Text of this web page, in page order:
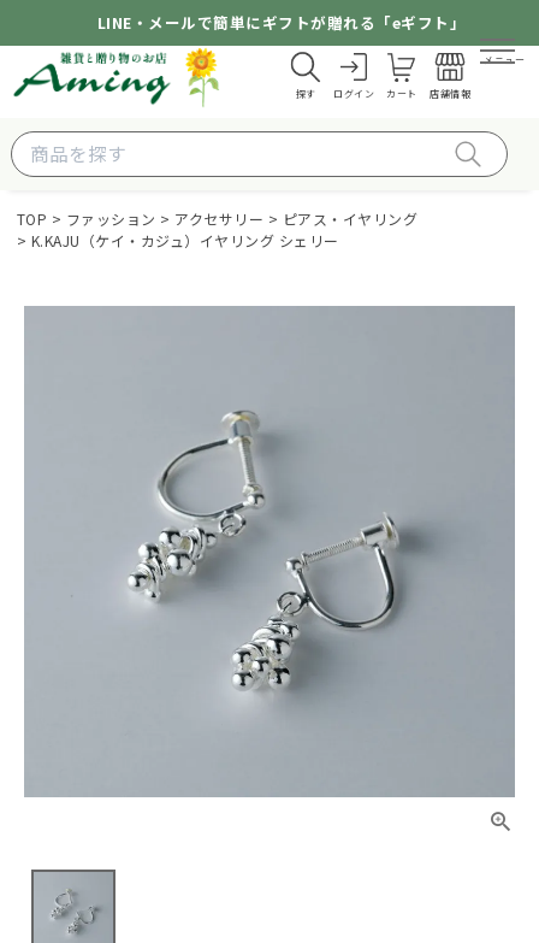
LINE・メールで簡単にギフトが贈れる「eギフト」
探す ログイン カート 店舗情報
メニュー
TOP ファッション アクセサリー
ピアス・イヤリング
K.KAJU（ケイ・カジュ）イヤリング シェリー